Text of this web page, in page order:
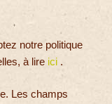
notre politique
à lire ici .
Les champs